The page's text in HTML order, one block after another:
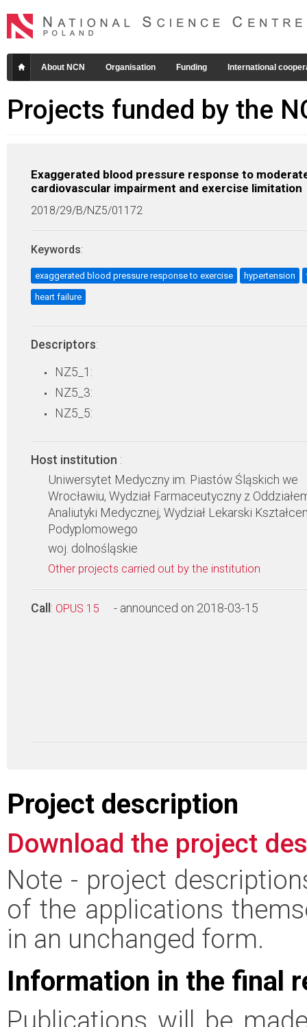
About NCN Organisation Funding International
Projects funded by the
Exaggerated blood pressure response to
cardiovascular impairment and exercise limitation
2018/29/B/NZ5/01172
Keywords:
exaggerated blood pressure response to exercise hypertension
heart failure
Descriptors:
NZ5_1:
NZ5_3:
NZ5_5:
Host institution :
Uniwersytet Medyczny im. Piastów Śląskich we
Wrocławiu, Wydział Farmaceutyczny z
Analiutyki Medycznej, Wydział Lekarski
Podyplomowego
woj. dolnośląskie
Other projects carried out by the institution
Call : OPUS 15 - announced on 2018-03-15
Project description
Download the project
Note - project
of the applications
in an unchanged form.
Information in the final
Publications will be